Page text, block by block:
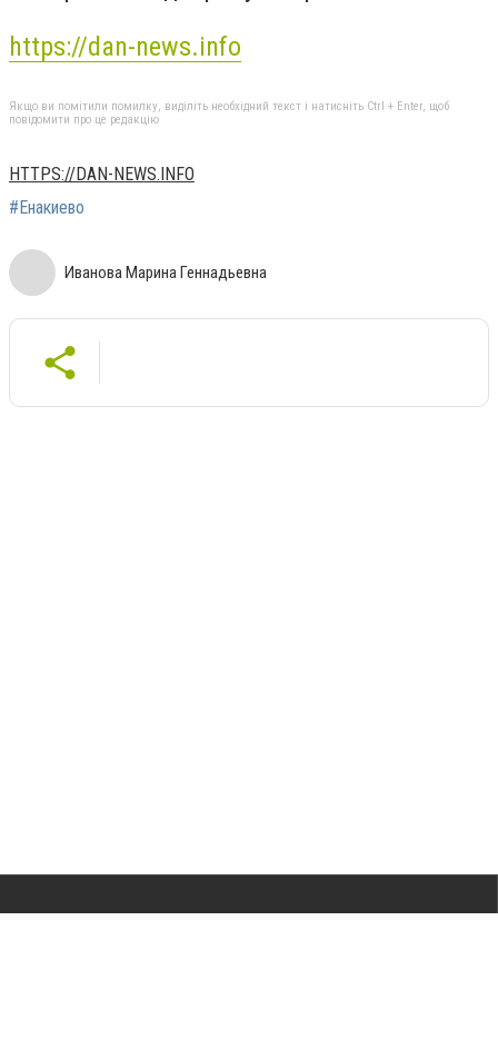
https://dan-news.info
Якщо ви помітили помилку, виділіть необхідний текст і натисніть Ctrl + Enter, щоб
повідомити про це редакцію
HTTPS://DAN-NEWS.INFO
#Енакиево
Иванова Марина Геннадьевна